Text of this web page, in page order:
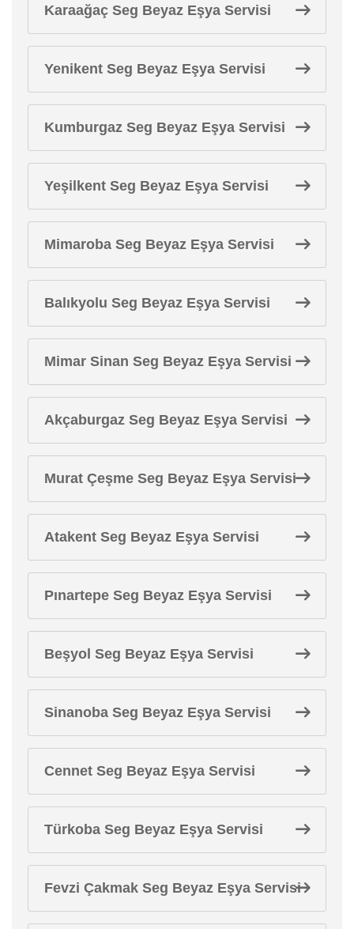
Karaağaç Seg Beyaz Eşya Servisi
Yenikent Seg Beyaz Eşya Servisi
Kumburgaz Seg Beyaz Eşya Servisi
Yeşilkent Seg Beyaz Eşya Servisi
Mimaroba Seg Beyaz Eşya Servisi
Balıkyolu Seg Beyaz Eşya Servisi
Mimar Sinan Seg Beyaz Eşya Servisi
Akçaburgaz Seg Beyaz Eşya Servisi
Murat Çeşme Seg Beyaz Eşya Servisi
Atakent Seg Beyaz Eşya Servisi
Pınartepe Seg Beyaz Eşya Servisi
Beşyol Seg Beyaz Eşya Servisi
Sinanoba Seg Beyaz Eşya Servisi
Cennet Seg Beyaz Eşya Servisi
Türkoba Seg Beyaz Eşya Servisi
Fevzi Çakmak Seg Beyaz Eşya Servisi